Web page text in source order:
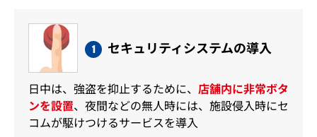
1 セキュリティシステムの導入
日中は、強盗を抑止するために、 店舗内に非常ボタ
ンを設置、夜間などの無人時には、施設侵入時にセ
コムが駆けつけるサービスを導入